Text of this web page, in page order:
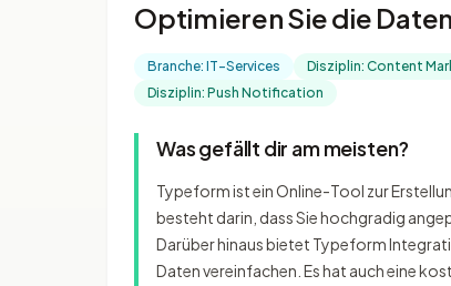
Optimieren Sie die
Branche: IT-Services Disziplin: Content
Disziplin: Push Notification
Was gefällt dir am meisten?
Typeform ist ein Online-Tool zur
besteht darin, dass Sie hochgradig
Darüber hinaus bietet Typeform
Daten vereinfachen. Es hat auch eine